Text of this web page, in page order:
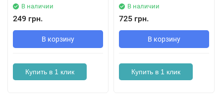
В наличии
249 грн.
В корзину
Купить в 1 клик
В наличии
725 грн.
В корзину
Купить в 1 клик